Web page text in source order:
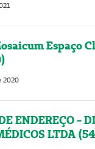
Espaço
2020
ENDEREÇO -
LTDA